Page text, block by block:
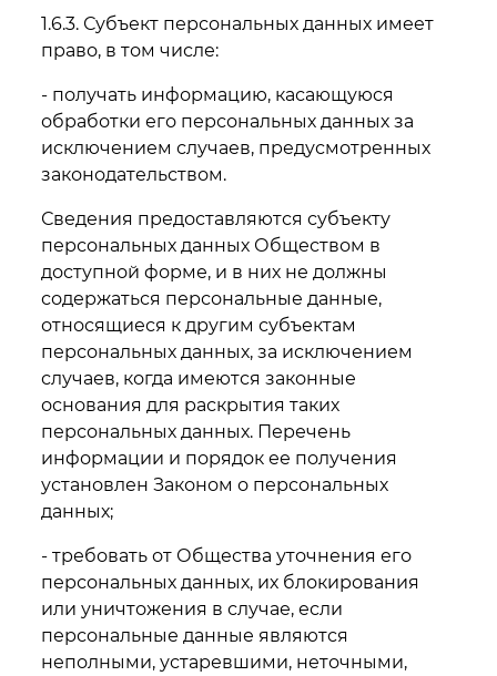
1.6.3. Субъект персональных данных имеет
право, в том числе:
- получать информацию, касающуюся
обработки его персональных данных за
исключением случаев, предусмотренных
законодательством.
Сведения предоставляются субъекту
персональных данных Обществом в
доступной форме, и в них не должны
содержаться персональные данные,
относящиеся к другим субъектам
персональных данных, за исключением
случаев, когда имеются законные
основания для раскрытия таких
персональных данных. Перечень
информации и порядок ее получения
установлен Законом о персональных
данных;
- требовать от Общества уточнения его
персональных данных, их блокирования
или уничтожения в случае, если
персональные данные являются
неполными, устаревшими, неточными,